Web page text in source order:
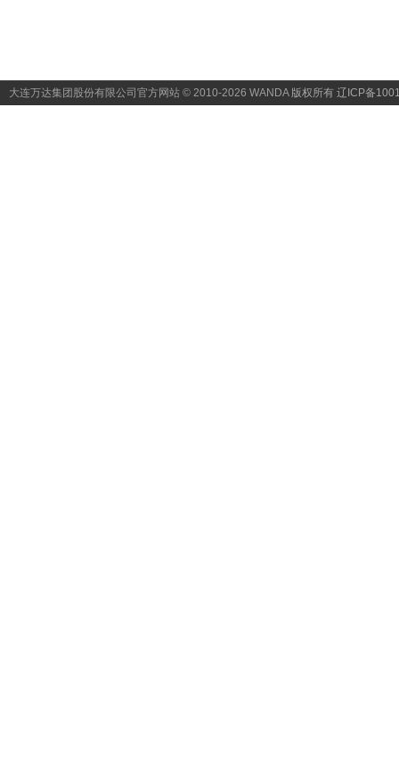
大连万达集团股份有限公司官方网站 © 2010-2026 WANDA 版权所有 辽ICP备